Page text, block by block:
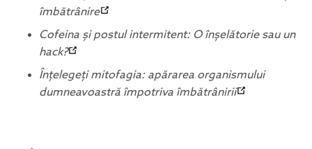
îmbătrânire
Cofeina și postul intermitent: O înșelătorie sau un
hack?
Înțelegeți mitofagia: apărarea organismului
dumneavoastră împotriva îmbătrânirii